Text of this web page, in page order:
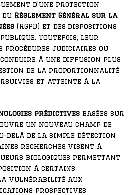
d’une protection
Règlement Général sur la
(RGPD) et des dispositions
publique. Toutefois, leur
procédures judiciaires ou
à une diffusion plus
de la proportionnalité
et atteinte à la
prédictives basées sur
un nouveau champ de
delà de la simple détection
recherches visent à
biologiques permettant
à certains
la vulnérabilité aux
prospectives